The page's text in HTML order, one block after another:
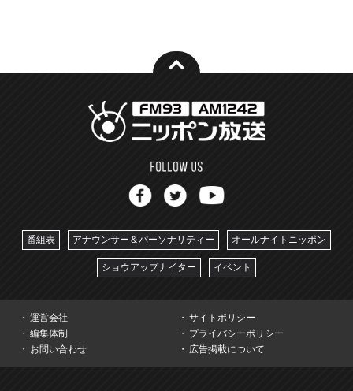
番組表 アナウンサー＆パーソナリティー オールナイトニッポン
ショウアップナイター イベント
運営会社
サイトポリシー
編集体制
プライバシーポリシー
お問い合わせ
広告掲載について